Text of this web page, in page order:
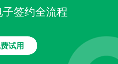
签约全流程
试用